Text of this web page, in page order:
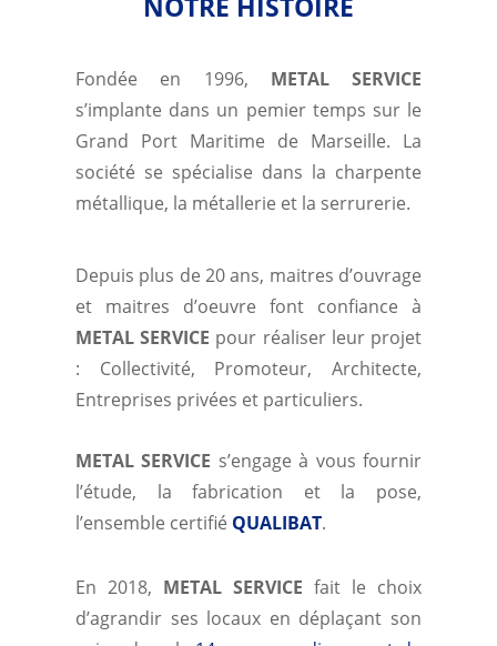
NOTRE HISTOIRE
Fondée en 1996, METAL SERVICE
s’implante dans un pemier temps sur le
Grand Port Maritime de Marseille. La
société se spécialise dans la charpente
métallique, la métallerie et la serrurerie.
Depuis plus de 20 ans, maitres d’ouvrage
et maitres d’oeuvre font confiance à
METAL SERVICE pour réaliser leur projet
: Collectivité, Promoteur, Architecte,
Entreprises privées et particuliers.
METAL SERVICE s’engage à vous fournir
l’étude, la fabrication et la pose,
l’ensemble certifié QUALIBAT.
En 2018, METAL SERVICE fait le choix
d’agrandir ses locaux en déplaçant son